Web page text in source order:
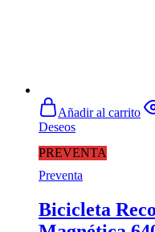
PREVENTA
Añadir al carrito
Deseos
Preventa
Bicicleta